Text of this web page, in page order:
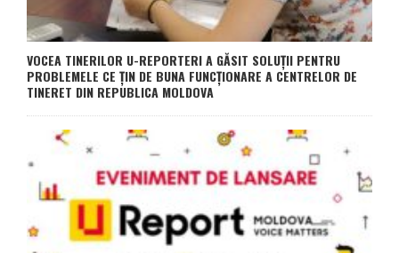
VOCEA TINERILOR U-REPORTERI A GĂSIT SOLUȚII PENTRU
PROBLEMELE CE ȚIN DE BUNA FUNCȚIONARE A CENTRELOR DE
TINERET DIN REPUBLICA MOLDOVA